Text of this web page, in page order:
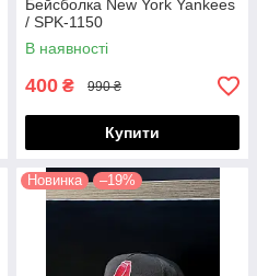
Бейсболка New York Yankees
/ SPK-1150
В наявності
400 ₴ 990 ₴
Купити
Новинка –19%